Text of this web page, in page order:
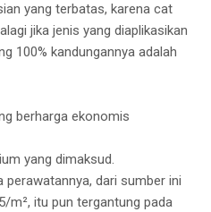
yang terbatas, karena cat
jika jenis yang diaplikasikan
100% kandungannya adalah
berharga ekonomis
yang dimaksud.
perawatannya, dari sumber ini
m², itu pun tergantung pada